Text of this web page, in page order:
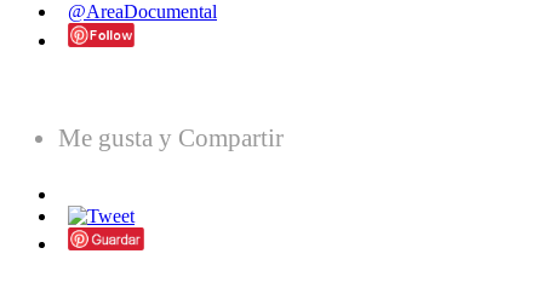
@AreaDocumental
Me gusta y Compartir